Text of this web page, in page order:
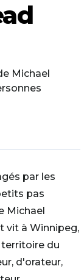
Michael
par les
pas
Michael
vit à Winnipeg,
du
d'orateur,